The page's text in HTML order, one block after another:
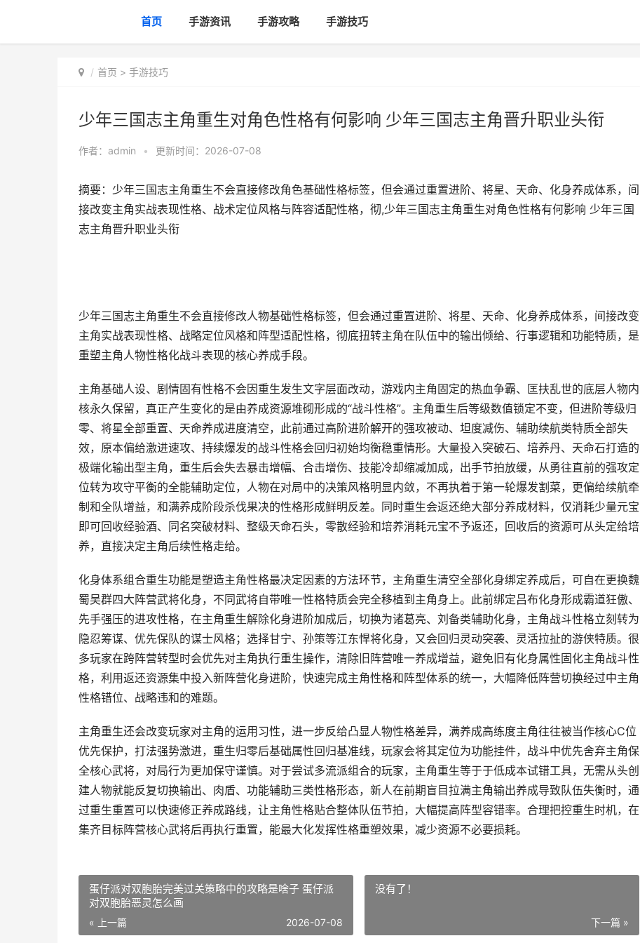
首页 手游资讯 手游攻略 手游技巧
首页 > 手游技巧
少年三国志主角重生对角色性格有何影响 少年三国志主角晋升职业头衔
作者： admin • 更新时间：2026-07-08
摘要：少年三国志主角重生不会直接修改角色基础性格标签，但会通过重置进阶、将星、天命、化身养成体系，间
接改变主角实战表现性格、战术定位风格与阵容适配性格，彻,少年三国志主角重生对角色性格有何影响 少年三国
志主角晋升职业头衔
少年三国志主角重生不会直接修改人物基础性格标签，但会通过重置进阶、将星、天命、化身养成体系，间接改变
主角实战表现性格、战略定位风格和阵型适配性格，彻底扭转主角在队伍中的输出倾给、行事逻辑和功能特质，是
重塑主角人物性格化战斗表现的核心养成手段。
主角基础人设、剧情固有性格不会因重生发生文字层面改动，游戏内主角固定的热血争霸、匡扶乱世的底层人物内
核永久保留，真正产生变化的是由养成资源堆砌形成的“战斗性格”。主角重生后等级数值锁定不变，但进阶等级归
零、将星全部重置、天命养成进度清空，此前通过高阶进阶解开的强攻被动、坦度减伤、辅助续航类特质全部失
效，原本偏给激进速攻、持续爆发的战斗性格会回归初始均衡稳重情形。大量投入突破石、培养丹、天命石打造的
极端化输出型主角，重生后会失去暴击增幅、合击增伤、技能冷却缩减加成，出手节拍放缓，从勇往直前的强攻定
位转为攻守平衡的全能辅助定位，人物在对局中的决策风格明显内敛，不再执着于第一轮爆发割菜，更偏给续航牵
制和全队增益，和满养成阶段杀伐果决的性格形成鲜明反差。同时重生会返还绝大部分养成材料，仅消耗少量元宝
即可回收经验酒、同名突破材料、整级天命石头，零散经验和培养消耗元宝不予返还，回收后的资源可从头定给培
养，直接决定主角后续性格走给。
化身体系组合重生功能是塑造主角性格最决定因素的方法环节，主角重生清空全部化身绑定养成后，可自在更换魏
蜀吴群四大阵营武将化身，不同武将自带唯一性格特质会完全移植到主角身上。此前绑定吕布化身形成霸道狂傲、
先手强压的进攻性格，在主角重生解除化身进阶加成后，切换为诸葛亮、刘备类辅助化身，主角战斗性格立刻转为
隐忍筹谋、优先保队的谋士风格；选择甘宁、孙策等江东悍将化身，又会回归灵动突袭、灵活拉扯的游侠特质。很
多玩家在跨阵营转型时会优先对主角执行重生操作，清除旧阵营唯一养成增益，避免旧有化身属性固化主角战斗性
格，利用返还资源集中投入新阵营化身进阶，快速完成主角性格和阵型体系的统一，大幅降低阵营切换经过中主角
性格错位、战略违和的难题。
主角重生还会改变玩家对主角的运用习性，进一步反给凸显人物性格差异，满养成高练度主角往往被当作核心C位
优先保护，打法强势激进，重生归零后基础属性回归基准线，玩家会将其定位为功能挂件，战斗中优先舍弃主角保
全核心武将，对局行为更加保守谨慎。对于尝试多流派组合的玩家，主角重生等于于低成本试错工具，无需从头创
建人物就能反复切换输出、肉盾、功能辅助三类性格形态，新人在前期盲目拉满主角输出养成导致队伍失衡时，通
过重生重置可以快速修正养成路线，让主角性格贴合整体队伍节拍，大幅提高阵型容错率。合理把控重生时机，在
集齐目标阵营核心武将后再执行重置，能最大化发挥性格重塑效果，减少资源不必要损耗。
蛋仔派对双胞胎完美过关策略中的攻略是啥子 蛋仔派
对双胞胎恶灵怎么画
« 上一篇 2026-07-08
没有了！
下一篇 »